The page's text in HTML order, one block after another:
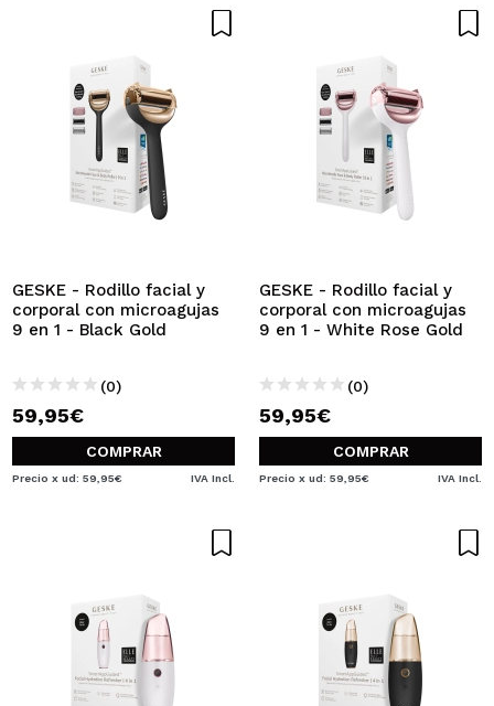
GESKE - Rodillo facial y
corporal con microagujas
9 en 1 - Black Gold
(0)
59,95€
COMPRAR
Precio x ud: 59,95€ IVA Incl.
GESKE - Rodillo facial y
corporal con microagujas
9 en 1 - White Rose Gold
(0)
59,95€
COMPRAR
Precio x ud: 59,95€ IVA Incl.